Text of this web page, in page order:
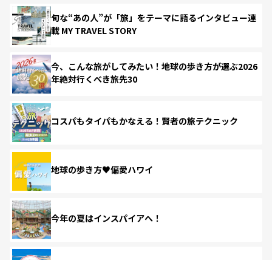
旬な“あの人”が「旅」をテーマに語るインタビュー連
載 MY TRAVEL STORY
今、こんな旅がしてみたい！地球の歩き方が選ぶ2026
年絶対行くべき旅先30
コスパもタイパもかなえる！賢者の旅テクニック
地球の歩き方♥偏愛ハワイ
今年の夏はインスパイアへ！